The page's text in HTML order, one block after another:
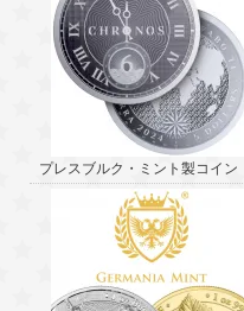
プレスブルク・ミント製コイン